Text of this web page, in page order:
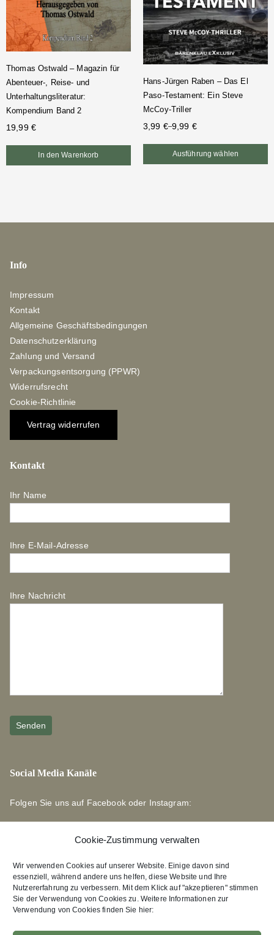
Cookie-Zustimmung verwalten
Wir verwenden Cookies auf unserer Website. Einige davon sind
essenziell, während andere uns helfen, diese Website und Ihre
Nutzererfahrung zu verbessern. Mit dem Klick auf "akzeptieren" stimmen
Sie der Verwendung von Cookies zu. Weitere Informationen zur
Verwendung von Cookies finden Sie hier:
Thomas Ostwald – Magazin für
Abenteuer-, Reise- und
Unterhaltungsliteratur:
Kompendium Band 2
19,99 €
In den Warenkorb
Hans-Jürgen Raben – Das El
Paso-Testament: Ein Steve
McCoy-Triller
3,99 €–9,99 €
Ausführung wählen
Info
Impressum
Kontakt
Allgemeine Geschäftsbedingungen
Datenschutzerklärung
Zahlung und Versand
Verpackungsentsorgung (PPWR)
Widerrufsrecht
Cookie-Richtlinie
Vertrag widerrufen
Kontakt
Ihr Name
Ihre E-Mail-Adresse
Ihre Nachricht
Social Media Kanäle
Folgen Sie uns auf Facebook oder Instagram:
Links zu unseren Partnerverlagen
Edition Bärenklau